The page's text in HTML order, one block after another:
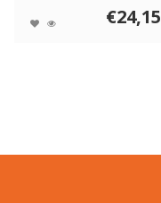
€24,15